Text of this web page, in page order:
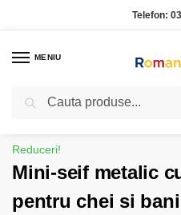
Telefon:
MENIU
Prima pagină / Gadgeturi si
Reduceri!
Mini-seif metalic
pentru chei si